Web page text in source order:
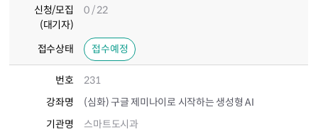
신청/모집
(대기자)
0 / 22
접수상태 접수예정
번호
231
강좌명
(심화) 구글 제미나이로 시작하는 생성형 AI
기관명
스마트도시과